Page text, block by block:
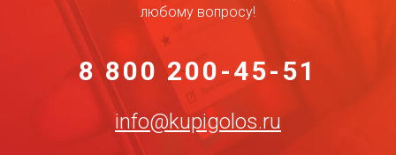
любому вопросу!
8 800 200-45-51
info@kupigolos.ru